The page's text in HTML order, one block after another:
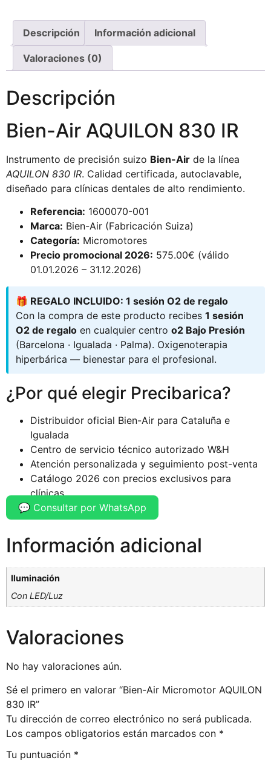
Descripción Información adicional
Valoraciones (0)
Descripción
Bien-Air AQUILON 830 IR
Instrumento de precisión suizo Bien-Air de la línea
AQUILON 830 IR. Calidad certificada, autoclavable,
diseñado para clínicas dentales de alto rendimiento.
Referencia: 1600070-001
Marca: Bien-Air (Fabricación Suiza)
Categoría: Micromotores
Precio promocional 2026: 575.00€ (válido
01.01.2026 – 31.12.2026)
🎁 REGALO INCLUIDO: 1 sesión O2 de regalo
Con la compra de este producto recibes 1 sesión
O2 de regalo en cualquier centro o2 Bajo Presión
(Barcelona · Igualada · Palma). Oxigenoterapia
hiperbárica — bienestar para el profesional.
¿Por qué elegir Precibarica?
Distribuidor oficial Bien-Air para Cataluña e
Igualada
Centro de servicio técnico autorizado W&H
Atención personalizada y seguimiento post-venta
Catálogo 2026 con precios exclusivos para
clínicas
💬 Consultar por WhatsApp
Información adicional
Iluminación
Con LED/Luz
Valoraciones
No hay valoraciones aún.
Sé el primero en valorar “Bien-Air Micromotor AQUILON
830 IR”
Tu dirección de correo electrónico no será publicada.
Los campos obligatorios están marcados con *
Tu puntuación *